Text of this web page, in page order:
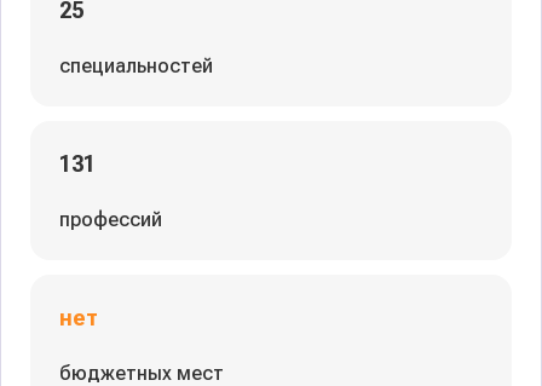
25
специальностей
131
профессий
нет
бюджетных мест